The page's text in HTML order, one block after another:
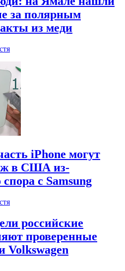
за полярным
из меди
iPhone могут
в США из-
спора с Samsung
российские
проверенные
Volkswagen